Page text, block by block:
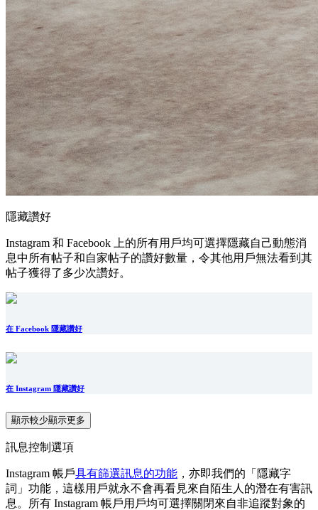
隱藏讚好
Instagram 和 Facebook 上的所有用戶均可選擇隱藏自己動態消
息中所有帖子和自家帖子的讚好數量，令其他用戶無法看到其
帖子獲得了多少次讚好。
在 Facebook 隱藏讚好
在 Instagram 隱藏讚好
顯示較少顯示更多
訊息控制選項
Instagram 帳戶具有篩選訊息的功能 ，亦即我們的「隱藏字
詞」功能，這樣用戶就永不會再看見來自陌生人的潛在有害訊
息。所有 Instagram 帳戶用戶均可選擇關閉來自非追蹤對象的